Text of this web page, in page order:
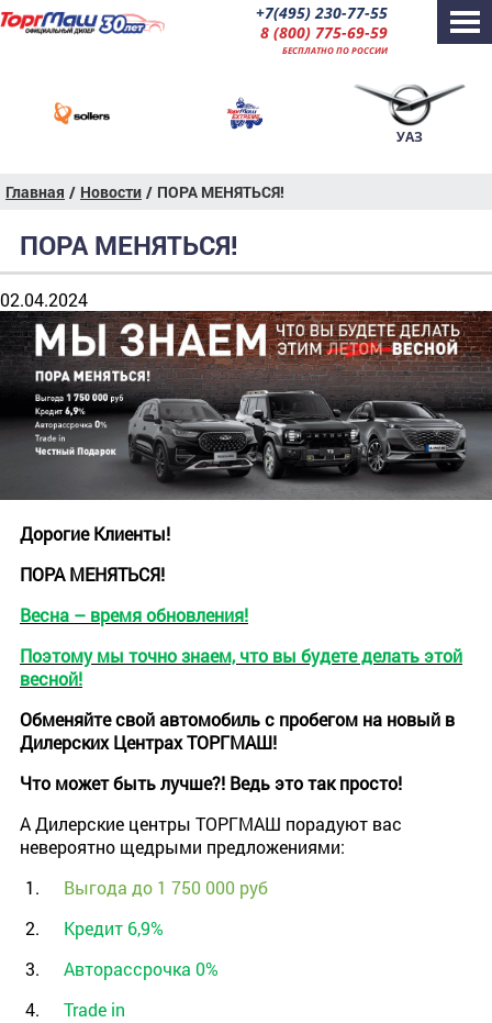
+7(495) 230-77-55
8 (800) 775-69-59
БЕСПЛАТНО ПО РОССИИ
УАЗ
Главная / Новости / ПОРА МЕНЯТЬСЯ!
ПОРА МЕНЯТЬСЯ!
02.04.2024
Дорогие Клиенты!
ПОРА МЕНЯТЬСЯ!
Весна – время обновления!
Поэтому мы точно знаем, что вы будете делать этой
весной!
Обменяйте свой автомобиль с пробегом на новый в
Дилерских Центрах ТОРГМАШ!
Что может быть лучше?! Ведь это так просто!
А Дилерские центры ТОРГМАШ порадуют вас
невероятно щедрыми предложениями:
Выгода до 1 750 000 руб
Кредит 6,9%
Авторассрочка 0%
Trade in